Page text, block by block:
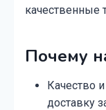
качественные
Почему
Качество
доставку